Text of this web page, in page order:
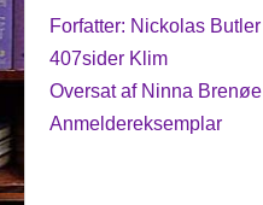
Forfatter: Nickolas Butler
407sider Klim
Oversat af Ninna Brenøe
Anmeldereksemplar